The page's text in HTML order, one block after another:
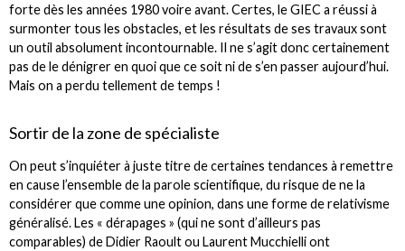
forte dès les années 1980 voire avant. Certes, le GIEC a réussi à
surmonter tous les obstacles, et les résultats de ses travaux sont
un outil absolument incontournable. Il ne s’agit donc certainement
pas de le dénigrer en quoi que ce soit ni de s’en passer aujourd’hui.
Mais on a perdu tellement de temps !
Sortir de la zone de spécialiste
On peut s’inquiéter à juste titre de certaines tendances à remettre
en cause l’ensemble de la parole scientifique, du risque de ne la
considérer que comme une opinion, dans une forme de relativisme
généralisé. Les « dérapages » (qui ne sont d’ailleurs pas
comparables) de Didier Raoult ou Laurent Mucchielli ont